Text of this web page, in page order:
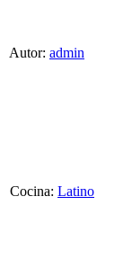
Autor: admin
Cocina: Latino